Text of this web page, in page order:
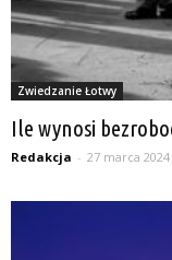
Zwiedzanie Łotwy
Ile wynosi
Redakcja - 27 marca 2024